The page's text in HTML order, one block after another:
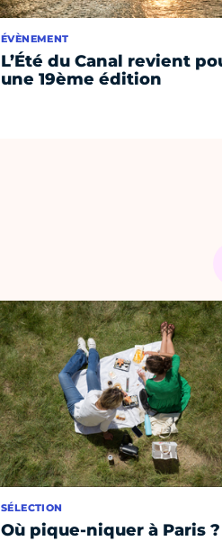
ÉVÈNEMENT
L’Été du Canal revient
une 19ème édition
SÉLECTION
Où pique-niquer à Paris ?